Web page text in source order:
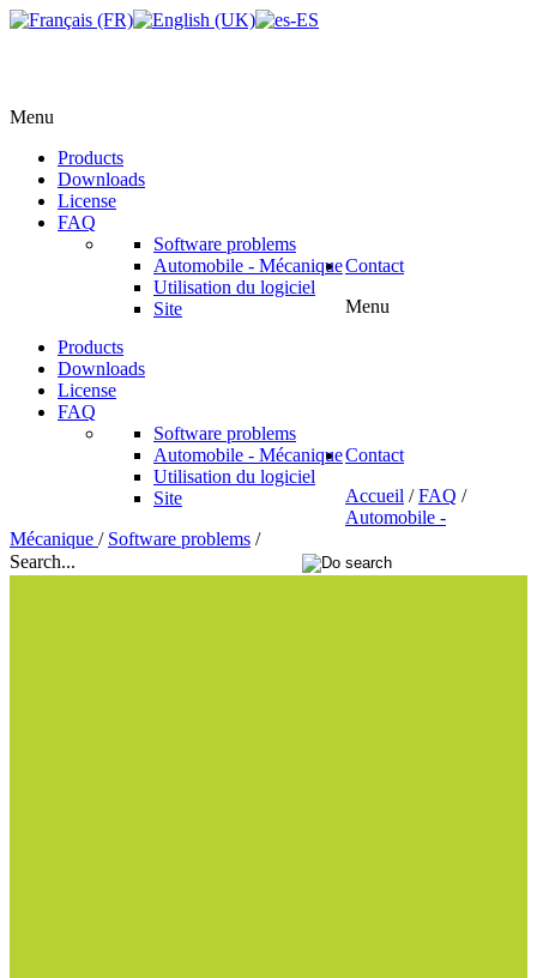
Menu
Products
Downloads
License
FAQ
Software problems
Automobile - Mécanique
Utilisation du logiciel
Site
Contact
Menu
Products
Downloads
License
FAQ
Software problems
Automobile - Mécanique
Utilisation du logiciel
Site
Contact
Accueil /FAQ /
Automobile -
Mécanique / Software problems /
Search...